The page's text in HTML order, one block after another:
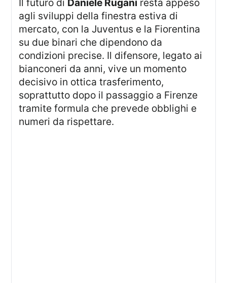
Il futuro di Daniele Rugani resta appeso
agli sviluppi della finestra estiva di
mercato, con la Juventus e la Fiorentina
su due binari che dipendono da
condizioni precise. Il difensore, legato ai
bianconeri da anni, vive un momento
decisivo in ottica trasferimento,
soprattutto dopo il passaggio a Firenze
tramite formula che prevede obblighi e
numeri da rispettare.